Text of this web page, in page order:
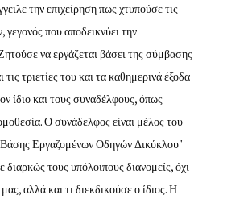
την επιχείρηση πως χτυπούσε τις
που αποδεικνύει την
να εργάζεται βάσει της σύμβασης
τριετίες του και τα καθημερινά έξοδα
ίδιο και τους συναδέλφους, όπως
Ο συνάδελφος είναι μέλος του
Εργαζομένων Οδηγών Δικύκλου"
τους υπόλοιπους διανομείς, όχι
αλλά και τι διεκδικούσε ο ίδιος. Η